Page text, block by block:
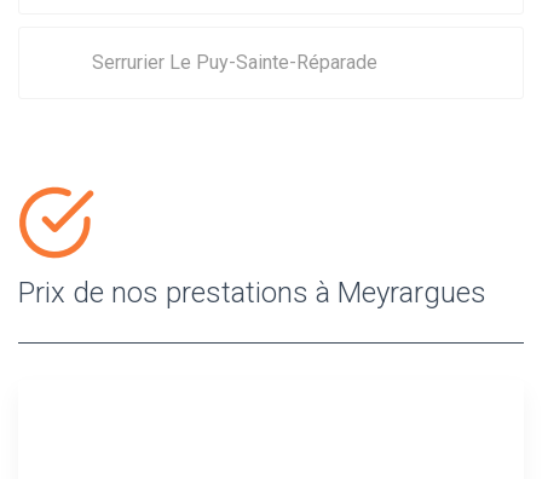
Serrurier Le Puy-Sainte-Réparade
Prix de nos prestations à Meyrargues